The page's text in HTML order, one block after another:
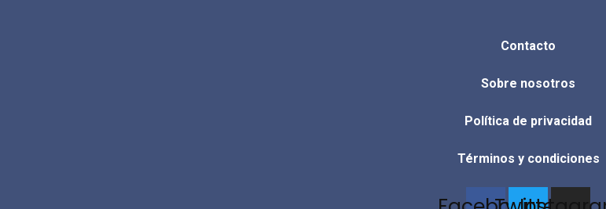
Contacto
Sobre nosotros
Política de privacidad
Términos y condiciones